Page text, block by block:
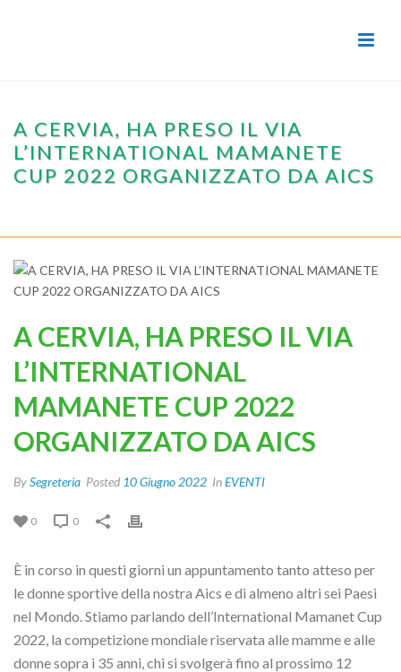
A CERVIA, HA PRESO IL VIA
L’INTERNATIONAL MAMANETE
CUP 2022 ORGANIZZATO DA AICS
A CERVIA, HA PRESO IL VIA
L’INTERNATIONAL
MAMANETE CUP 2022
ORGANIZZATO DA AICS
BySegreteria Posted 10 Giugno 2022 InEVENTI
0 0
È in corso in questi giorni un appuntamento tanto atteso per
le donne sportive della nostra Aics e di almeno altri sei Paesi
nel Mondo. Stiamo parlando dell’International Mamanet Cup
2022, la competizione mondiale riservata alle mamme e alle
donne sopra i 35 anni, chi si svolgerà fino al prossimo 12